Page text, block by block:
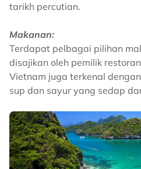
tarikh percutian.
Makanan:
Terdapat pelbagai pilihan
disajikan oleh pemilik
Vietnam juga terkenal
sup dan sayur yang sedap